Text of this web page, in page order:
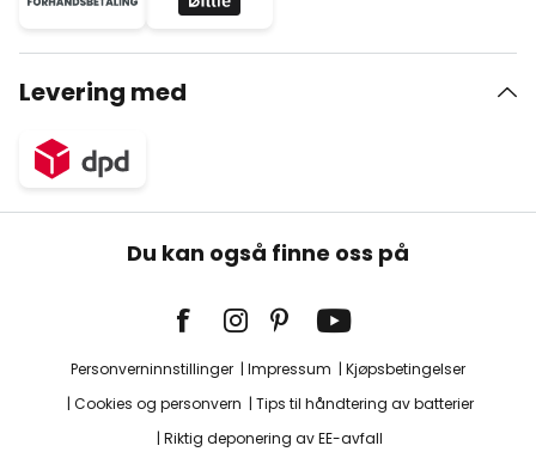
Levering med
Du kan også finne oss på
Personverninnstillinger Impressum
Kjøpsbetingelser
Cookies og personvern
Tips til håndtering av batterier
Riktig deponering av EE-avfall